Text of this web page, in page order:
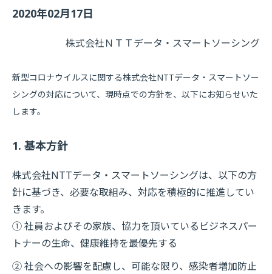
2020年02月17日
株式会社ＮＴＴデータ・スマートソーシング
新型コロナウイルスに関する株式会社NTTデータ・スマートソー
シングの対応について、現時点での方針を、以下にお知らせいた
します。
1. 基本方針
株式会社NTTデータ・スマートソーシングは、以下の方
針に基づき、必要な取組み、対応を積極的に推進してい
きます。
① 社員およびその家族、協力を頂いているビジネスパー
トナーの生命、健康維持を最優先する
② 社会への影響を配慮し、可能な限り、感染者増加防止